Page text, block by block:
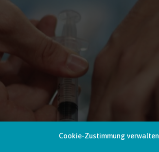
Cookie-Zustimmung verwalten